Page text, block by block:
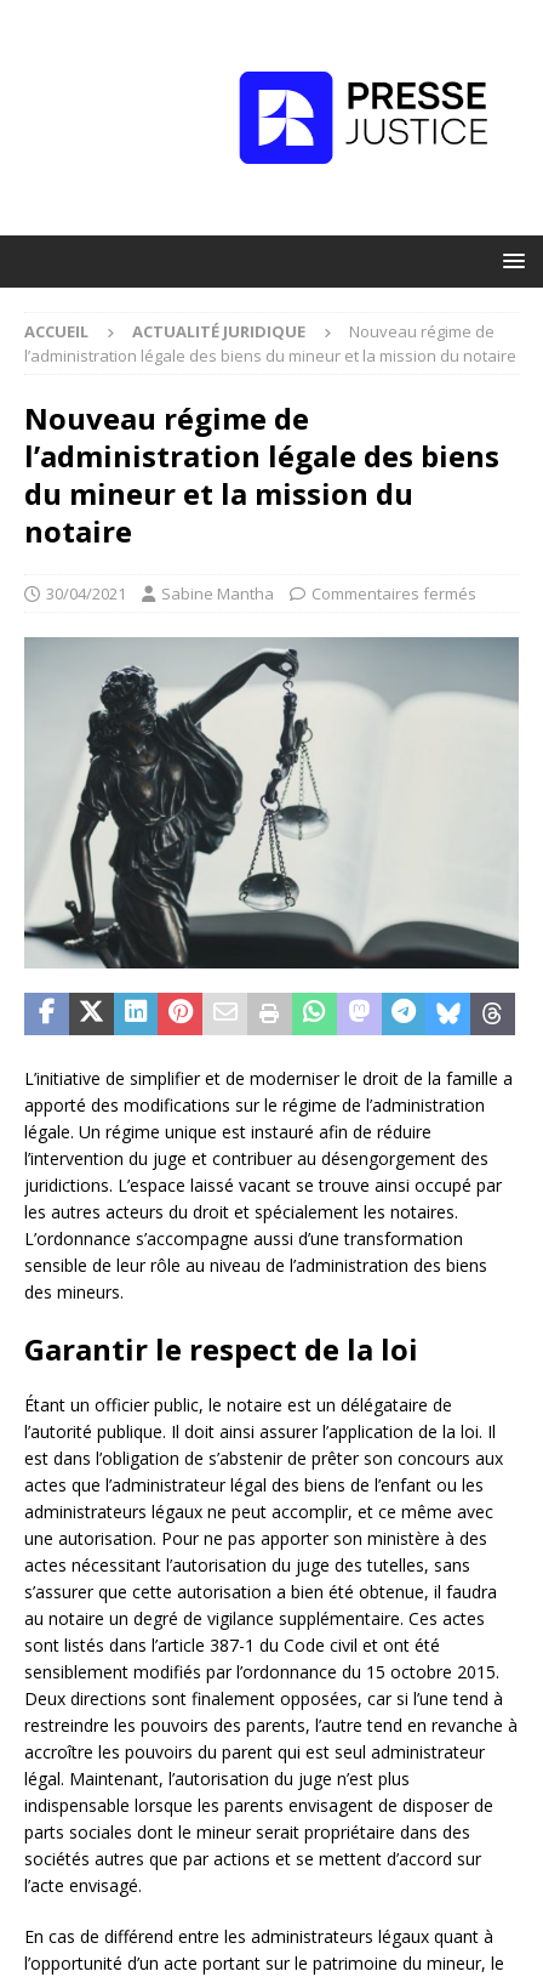
ACCUEIL ACTUALITÉ JURIDIQUE
Nouveau régime de
l’administration légale des biens du mineur et la mission du notaire
Nouveau régime de
l’administration légale des biens
du mineur et la mission du
notaire
30/04/2021 Sabine Mantha Commentaires fermés
L’initiative de simplifier et de moderniser le droit de la famille a
apporté des modifications sur le régime de l’administration
légale. Un régime unique est instauré afin de réduire
l’intervention du juge et contribuer au désengorgement des
juridictions. L’espace laissé vacant se trouve ainsi occupé par
les autres acteurs du droit et spécialement les notaires.
L’ordonnance s’accompagne aussi d’une transformation
sensible de leur rôle au niveau de l’administration des biens
des mineurs.
Garantir le respect de la loi
Étant un officier public, le notaire est un délégataire de
l’autorité publique. Il doit ainsi assurer l’application de la loi. Il
est dans l’obligation de s’abstenir de prêter son concours aux
actes que l’administrateur légal des biens de l’enfant ou les
administrateurs légaux ne peut accomplir, et ce même avec
une autorisation. Pour ne pas apporter son ministère à des
actes nécessitant l’autorisation du juge des tutelles, sans
s’assurer que cette autorisation a bien été obtenue, il faudra
au notaire un degré de vigilance supplémentaire. Ces actes
sont listés dans l’article 387-1 du Code civil et ont été
sensiblement modifiés par l’ordonnance du 15 octobre 2015.
Deux directions sont finalement opposées, car si l’une tend à
restreindre les pouvoirs des parents, l’autre tend en revanche à
accroître les pouvoirs du parent qui est seul administrateur
légal. Maintenant, l’autorisation du juge n’est plus
indispensable lorsque les parents envisagent de disposer de
parts sociales dont le mineur serait propriétaire dans des
sociétés autres que par actions et se mettent d’accord sur
l’acte envisagé.
En cas de différend entre les administrateurs légaux quant à
l’opportunité d’un acte portant sur le patrimoine du mineur, le